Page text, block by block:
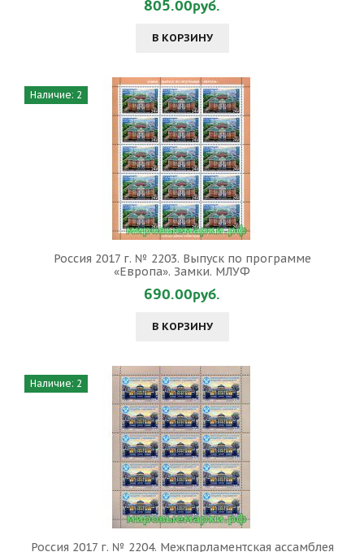
805.00руб.
В КОРЗИНУ
Наличие: 2
Россия 2017 г. № 2203. Выпуск по программе
«Европа». Замки. МЛУФ
690.00руб.
В КОРЗИНУ
Наличие: 2
Россия 2017 г. № 2204. Межпарламентская ассамблея